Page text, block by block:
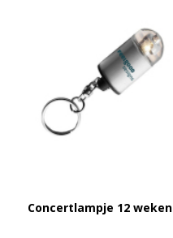
Concertlampje 12 weken